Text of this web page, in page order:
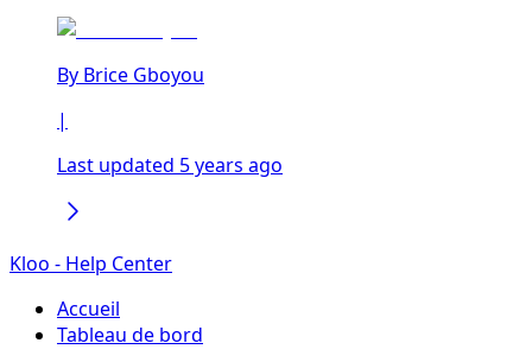
By Brice Gboyou
|
Last updated 5 years ago
Kloo - Help Center
Accueil
Tableau de bord